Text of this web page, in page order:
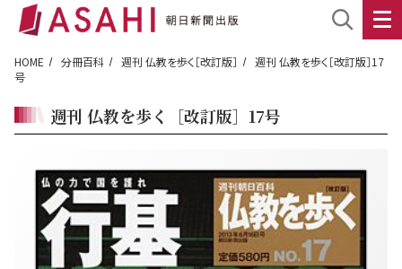
HOME 分冊百科 週刊 仏教を歩く［改訂版］
週刊 仏教を歩く［改訂版］17
号
週刊 仏教を歩く［改訂版］17号